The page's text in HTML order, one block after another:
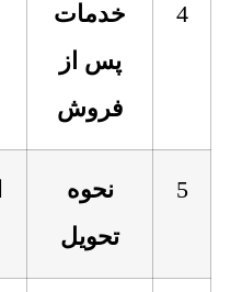
4
خدمات
پس از
فروش
5
نحوه
تحویل